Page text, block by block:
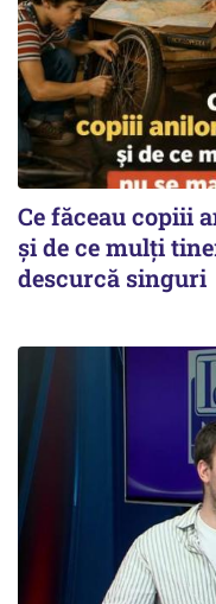
Ce făceau copiii
și de ce mulți
descurcă singuri